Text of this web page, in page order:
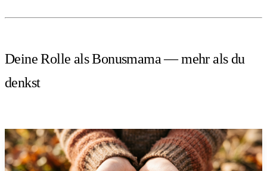
Deine Rolle als Bonusmama — mehr als du
denkst